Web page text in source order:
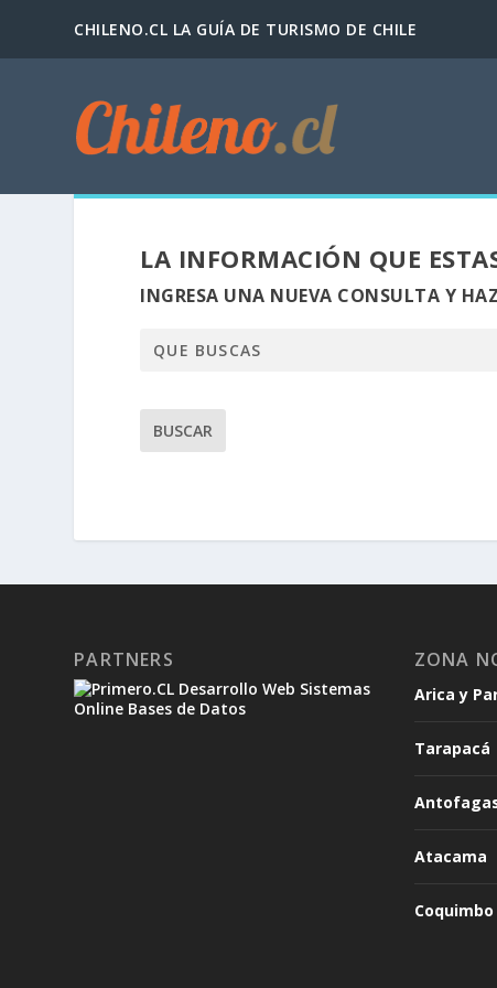
CHILENO.CL LA GUÍA DE TURISMO DE CHILE
LA INFORMACIÓN QUE
INGRESA UNA NUEVA CONSULTA Y
PARTNERS ZONA
Arica y
Tarapacá
Atacama
Coquimbo